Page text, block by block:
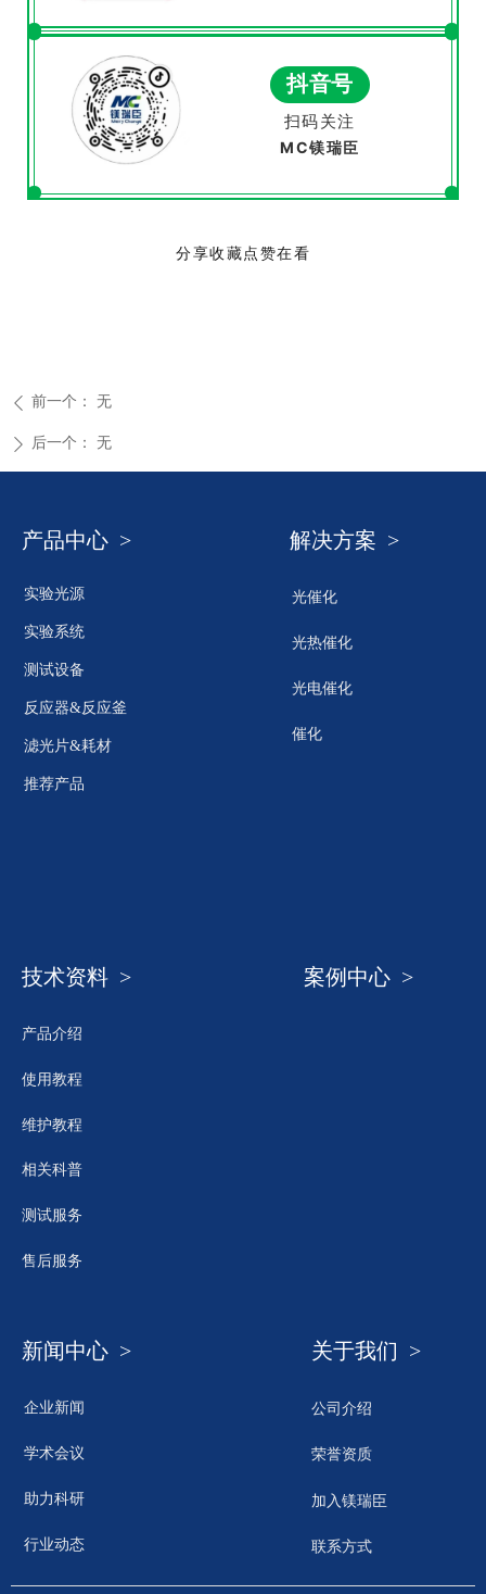
抖音号
扫码关注
MC镁瑞臣
分享收藏点赞在看
ꄴ 前一个： 无
ꄲ 后一个： 无
产品中心 >
实验光源
实验系统
测试设备
反应器&反应釜
滤光片&耗材
推荐产品
解决方案 >
光催化
光热催化
光电催化
催化
技术资料 >
产品介绍
使用教程
维护教程
相关科普
测试服务
售后服务
案例中心 >
新闻中心 >
企业新闻
学术会议
助力科研
行业动态
关于我们 >
公司介绍
荣誉资质
加入镁瑞臣
联系方式